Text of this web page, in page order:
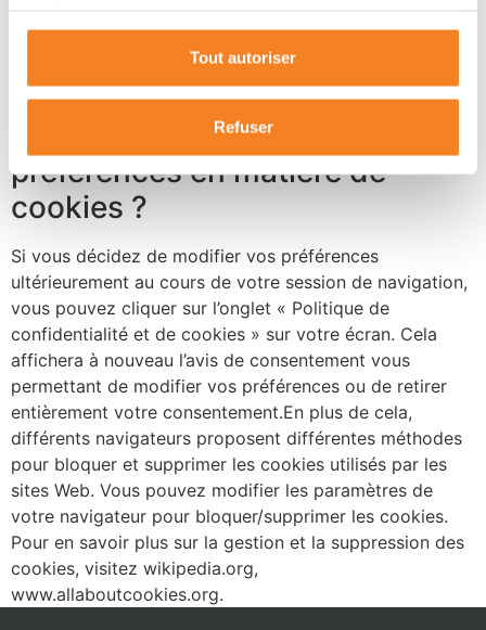
Tout autoriser
Refuser
dessous détaille les cookies utilisés sur notre site
Web. »]
Comment puis-je contrôler les
préférences en matière de
cookies ?
Si vous décidez de modifier vos préférences
ultérieurement au cours de votre session de navigation,
vous pouvez cliquer sur l’onglet « Politique de
confidentialité et de cookies » sur votre écran. Cela
affichera à nouveau l’avis de consentement vous
permettant de modifier vos préférences ou de retirer
entièrement votre consentement.En plus de cela,
différents navigateurs proposent différentes méthodes
pour bloquer et supprimer les cookies utilisés par les
sites Web. Vous pouvez modifier les paramètres de
votre navigateur pour bloquer/supprimer les cookies.
Pour en savoir plus sur la gestion et la suppression des
cookies, visitez wikipedia.org,
www.allaboutcookies.org.